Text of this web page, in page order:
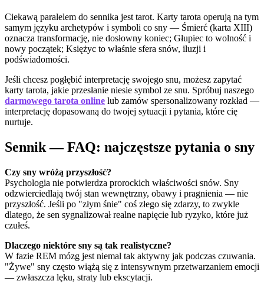
Ciekawą paralelem do sennika jest tarot. Karty tarota operują na tym
samym języku archetypów i symboli co sny — Śmierć (karta XIII)
oznacza transformację, nie dosłowny koniec; Głupiec to wolność i
nowy początek; Księżyc to właśnie sfera snów, iluzji i
podświadomości.
Jeśli chcesz pogłębić interpretację swojego snu, możesz zapytać
karty tarota, jakie przesłanie niesie symbol ze snu. Spróbuj naszego
darmowego tarota online lub zamów spersonalizowany rozkład —
interpretację dopasowaną do twojej sytuacji i pytania, które cię
nurtuje.
Sennik — FAQ: najczęstsze pytania o sny
Czy sny wróżą przyszłość?
Psychologia nie potwierdza prorockich właściwości snów. Sny
odzwierciedlają twój stan wewnętrzny, obawy i pragnienia — nie
przyszłość. Jeśli po "złym śnie" coś złego się zdarzy, to zwykle
dlatego, że sen sygnalizował realne napięcie lub ryzyko, które już
czułeś.
Dlaczego niektóre sny są tak realistyczne?
W fazie REM mózg jest niemal tak aktywny jak podczas czuwania.
"Żywe" sny często wiążą się z intensywnym przetwarzaniem emocji
— zwłaszcza lęku, straty lub ekscytacji.